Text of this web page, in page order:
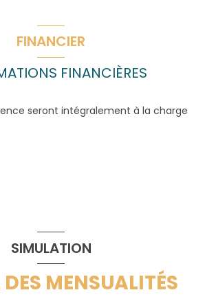
FINANCIER
FINANCIÈRES
seront intégralement à la charge
SIMULATION
MENSUALITÉS